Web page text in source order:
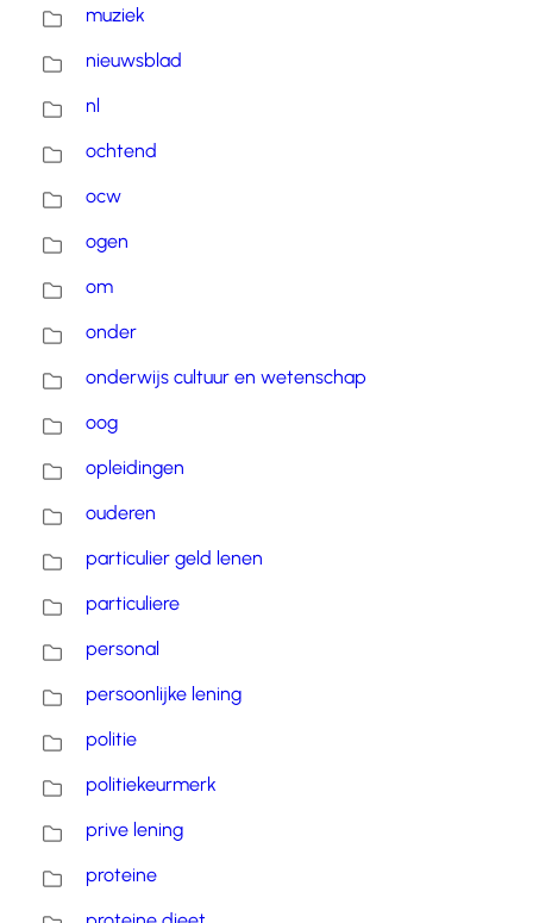
muziek
nieuwsblad
nl
ochtend
ocw
ogen
om
onder
onderwijs cultuur en wetenschap
oog
opleidingen
ouderen
particulier geld lenen
particuliere
personal
persoonlijke lening
politie
politiekeurmerk
prive lening
proteine